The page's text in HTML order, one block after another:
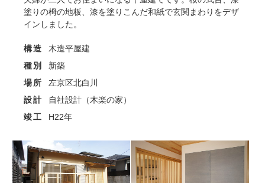
塗りの栂の地板、漆を塗りこんだ和紙で玄関まわりをデザ
インしました。
構造
木造平屋建
種別
新築
場所
左京区北白川
設計
自社設計（木楽の家）
竣工
H22年